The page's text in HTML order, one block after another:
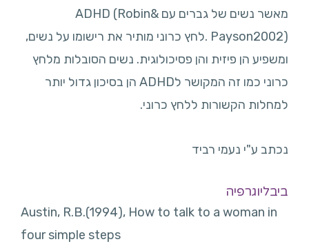
מאשר נשים של גברים עם ADHD (Robin&
Payson2002) .לחץ כרוני מותיר את רישומו על נשים,
ומשפיע הן פיזית והן פסיכולוגית. נשים הסובלות מלחץ
כרוני כמו זה המקושר לADHD הן בסיכון גדול יותר
למחלות הקשורות ללחץ כרוני.
נכתב ע"י נעמי רביד
ביבליוגרפיה
Austin, R.B.(1994), How to talk to a woman in
four simple steps